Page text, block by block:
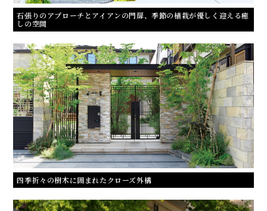
石張りのアプローチとアイアンの門扉、季節の植栽が優しく迎える癒
しの空間
四季折々の樹木に囲まれたクローズ外構